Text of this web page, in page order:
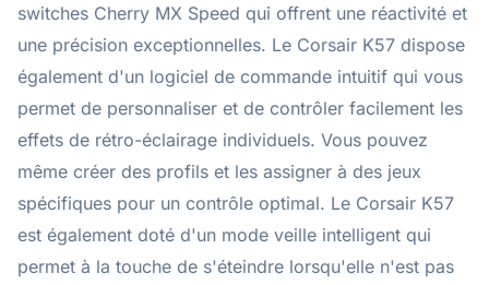
switches Cherry MX Speed qui offrent une réactivité et
une précision exceptionnelles. Le Corsair K57 dispose
également d'un logiciel de commande intuitif qui vous
permet de personnaliser et de contrôler facilement les
effets de rétro-éclairage individuels. Vous pouvez
même créer des profils et les assigner à des jeux
spécifiques pour un contrôle optimal. Le Corsair K57
est également doté d'un mode veille intelligent qui
permet à la touche de s'éteindre lorsqu'elle n'est pas